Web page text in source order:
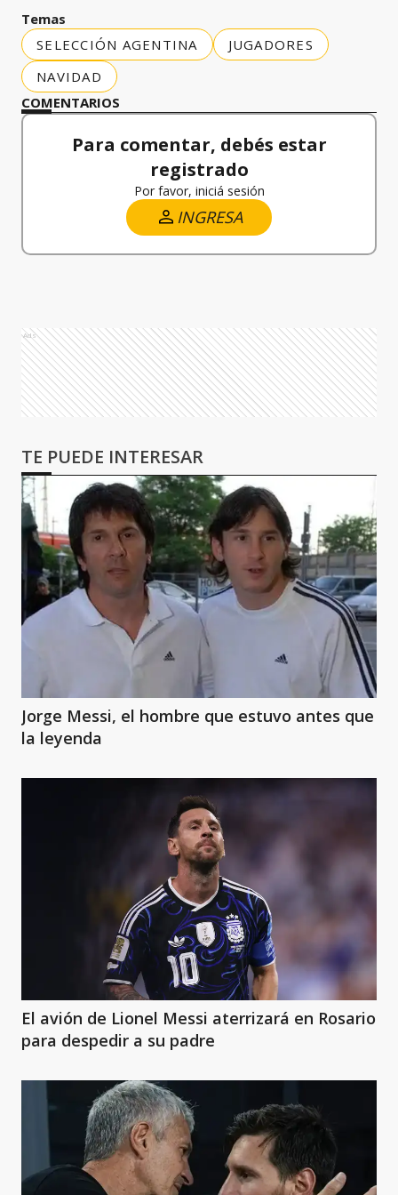
Temas
SELECCIÓN AGENTINA
JUGADORES
NAVIDAD
COMENTARIOS
Para comentar, debés estar
registrado
Por favor, iniciá sesión
INGRESA
Ads
TE PUEDE INTERESAR
Jorge Messi, el hombre que estuvo antes que
la leyenda
El avión de Lionel Messi aterrizará en Rosario
para despedir a su padre